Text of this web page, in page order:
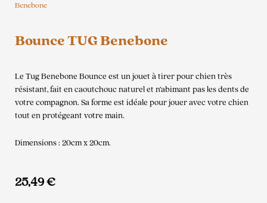
Benebone
Bounce TUG Benebone
Le Tug Benebone Bounce est un jouet à tirer pour chien très
résistant, fait en caoutchouc naturel et n’abimant pas les dents de
votre compagnon. Sa forme est idéale pour jouer avec votre chien
tout en protégeant votre main.
Dimensions : 20cm x 20cm.
25,49€